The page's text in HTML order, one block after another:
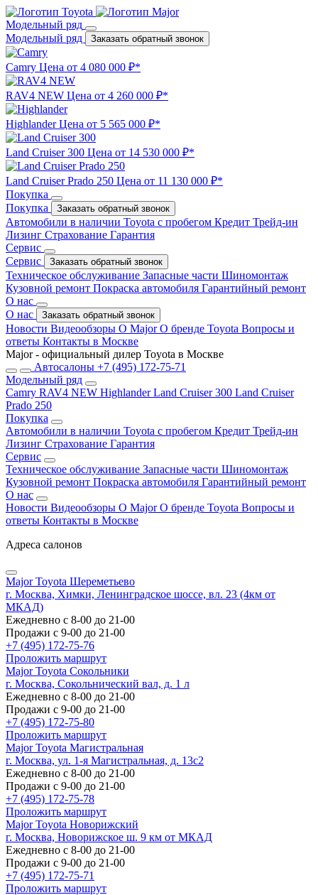
Модельный ряд
Модельный ряд
Заказать обратный звонок
Camry Цена от 4 080 000 ₽*
RAV4 NEW Цена от 4 260 000 ₽*
Highlander Цена от 5 565 000 ₽*
Land Cruiser 300 Цена от 14 530 000 ₽*
Land Cruiser Prado 250 Цена от 11 130 000 ₽*
Покупка
Покупка
Заказать обратный звонок
Автомобили в наличии Toyota с пробегом Кредит Трейд-ин
Лизинг Страхование Гарантия
Сервис
Сервис
Заказать обратный звонок
Техническое обслуживание Запасные части Шиномонтаж
Кузовной ремонт Покраска автомобиля Гарантийный ремонт
О нас
О нас
Заказать обратный звонок
Новости Видеообзоры О MajorО бренде Toyota Вопросы и
ответы Контакты в Москве
Major - официальный дилер Toyota в Москве
Автосалоны +7 (495) 172-75-71
Модельный ряд
Camry RAV4 NEW Highlander Land Cruiser 300 Land Cruiser
Prado 250
Покупка
Автомобили в наличии Toyota с пробегом Кредит Трейд-ин
Лизинг Страхование Гарантия
Сервис
Техническое обслуживание Запасные части Шиномонтаж
Кузовной ремонт Покраска автомобиля Гарантийный ремонт
О нас
Новости Видеообзоры О MajorО бренде Toyota Вопросы и
ответы Контакты в Москве
Адреса салонов
Major Toyota Шереметьево
г. Москва, Химки, Ленинградское шоссе, вл. 23 (4км от
МКАД)
Ежедневно с 8-00 до 21-00
Продажи с 9-00 до 21-00
+7 (495) 172-75-76
Проложить маршрут
Major Toyota Сокольники
г. Москва, Сокольнический вал, д. 1 л
Ежедневно с 8-00 до 21-00
Продажи с 9-00 до 21-00
+7 (495) 172-75-80
Проложить маршрут
Major Toyota Магистральная
г. Москва, ул. 1-я Магистральная, д. 13с2
Ежедневно с 8-00 до 21-00
Продажи с 9-00 до 21-00
+7 (495) 172-75-78
Проложить маршрут
Major Toyota Новорижский
г. Москва, Новорижское ш. 9 км от МКАД
Ежедневно с 8-00 до 21-00
Продажи с 9-00 до 21-00
+7 (495) 172-75-71
Проложить маршрут